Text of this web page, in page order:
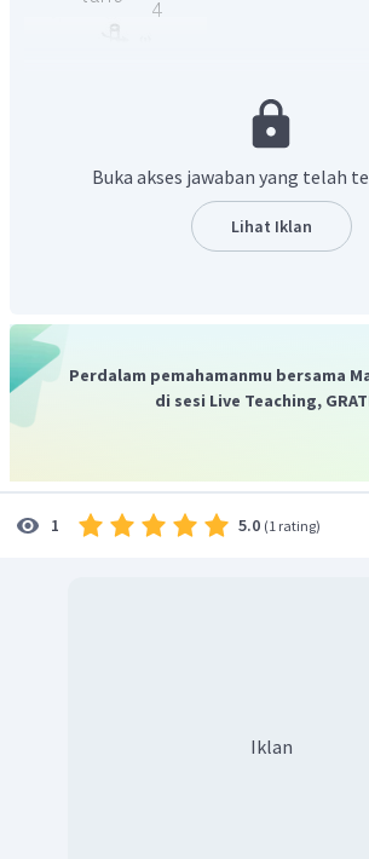
Buka akses jawaban yang telah
Lihat Iklan
Perdalam pemahamanmu bersama
di sesi Live Teaching,
1 5.0 (1 rating)
Iklan